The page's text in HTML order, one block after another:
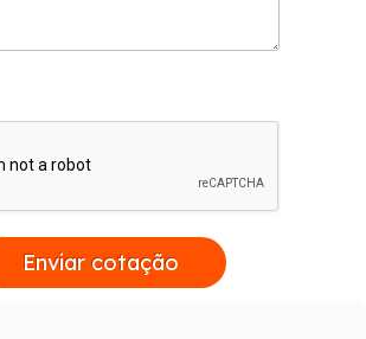
Enviar cotação